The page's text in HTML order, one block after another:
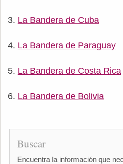
La Bandera de Cuba
La Bandera de Paraguay
La Bandera de Costa Rica
La Bandera de Bolivia
Buscar
Encuentra la información que